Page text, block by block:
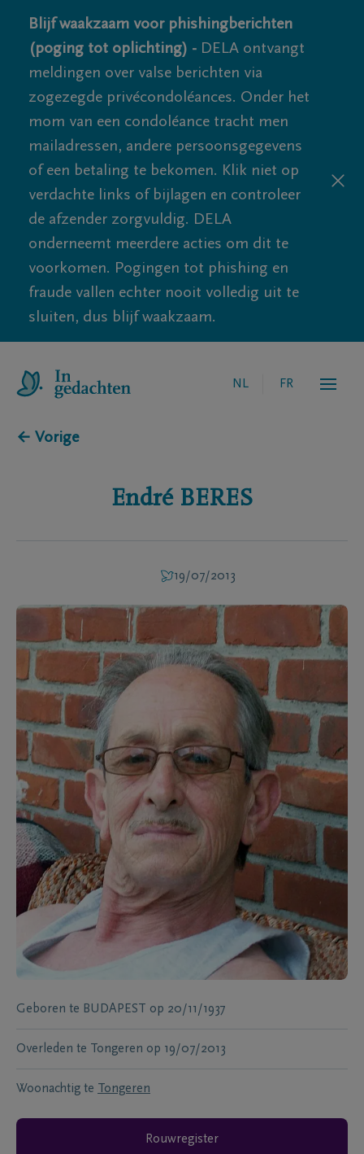
Blijf waakzaam voor phishingberichten
(poging tot oplichting) - DELA ontvangt
meldingen over valse berichten via
zogezegde privécondoléances. Onder het
mom van een condoléance tracht men
mailadressen, andere persoonsgegevens
of een betaling te bekomen. Klik niet op
verdachte links of bijlagen en controleer
de afzender zorgvuldig. DELA
onderneemt meerdere acties om dit te
voorkomen. Pogingen tot phishing en
fraude vallen echter nooit volledig uit te
sluiten, dus blijf waakzaam.
NL FR
← Vorige
Endré BERES
19/07/2013
Geboren te BUDAPEST op 20/11/1937
Overleden te Tongeren op 19/07/2013
Woonachtig te Tongeren
Rouwregister